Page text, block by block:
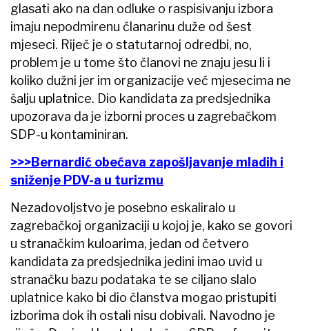
glasati ako na dan odluke o raspisivanju izbora
imaju nepodmirenu članarinu duže od šest
mjeseci. Riječ je o statutarnoj odredbi, no,
problem je u tome što članovi ne znaju jesu li i
koliko dužni jer im organizacije već mjesecima ne
šalju uplatnice. Dio kandidata za predsjednika
upozorava da je izborni proces u zagrebačkom
SDP-u kontaminiran.
>>>Bernardić obećava zapošljavanje mladih i
sniženje PDV-a u turizmu
Nezadovoljstvo je posebno eskaliralo u
zagrebačkoj organizaciji u kojoj je, kako se govori
u stranačkim kuloarima, jedan od četvero
kandidata za predsjednika jedini imao uvid u
stranačku bazu podataka te se ciljano slalo
uplatnice kako bi dio članstva mogao pristupiti
izborima dok ih ostali nisu dobivali. Navodno je